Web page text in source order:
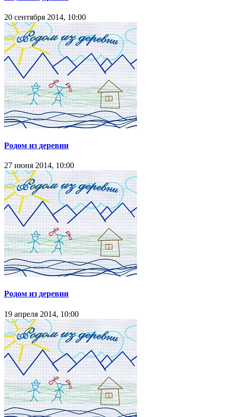
20 сентября 2014, 10:00
Родом из деревни
27 июня 2014, 10:00
Родом из деревни
19 апреля 2014, 10:00